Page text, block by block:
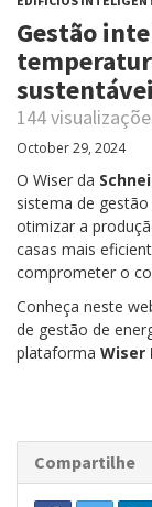
Gestão
144
October 29, 2024
O Wiser da
sistema de
otimizar a
casas mais
comprometer o
Conheça neste
de gestão de
plataforma Wiser
Compartilhe